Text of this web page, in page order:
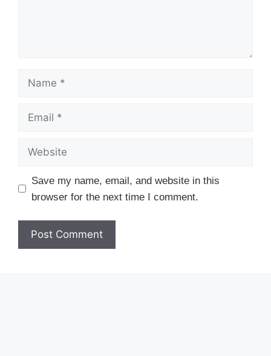
Name
Email
Website
Save my name, email, and website in this
browser for the next time I comment.